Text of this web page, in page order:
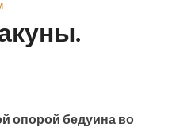
опорой бедуина во